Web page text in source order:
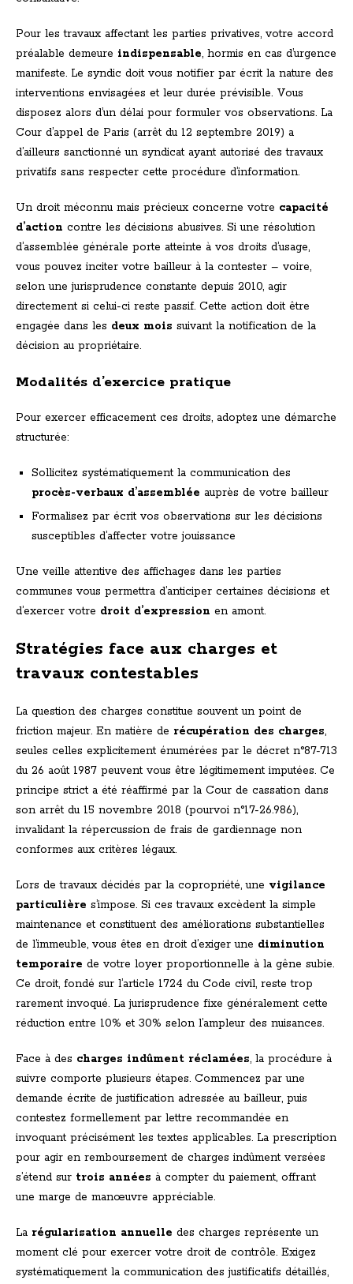
Pour les travaux affectant les parties privatives, votre accord
préalable demeure indispensable, hormis en cas d’urgence
manifeste. Le syndic doit vous notifier par écrit la nature des
interventions envisagées et leur durée prévisible. Vous
disposez alors d’un délai pour formuler vos observations. La
Cour d’appel de Paris (arrêt du 12 septembre 2019) a
d’ailleurs sanctionné un syndicat ayant autorisé des travaux
privatifs sans respecter cette procédure d’information.
Un droit méconnu mais précieux concerne votre capacité
d’action contre les décisions abusives. Si une résolution
d’assemblée générale porte atteinte à vos droits d’usage,
vous pouvez inciter votre bailleur à la contester – voire,
selon une jurisprudence constante depuis 2010, agir
directement si celui-ci reste passif. Cette action doit être
engagée dans les deux mois suivant la notification de la
décision au propriétaire.
Modalités d’exercice pratique
Pour exercer efficacement ces droits, adoptez une démarche
structurée:
Sollicitez systématiquement la communication des
procès-verbaux d’assemblée auprès de votre bailleur
Formalisez par écrit vos observations sur les décisions
susceptibles d’affecter votre jouissance
Une veille attentive des affichages dans les parties
communes vous permettra d’anticiper certaines décisions et
d’exercer votre droit d’expression en amont.
Stratégies face aux charges et
travaux contestables
La question des charges constitue souvent un point de
friction majeur. En matière de récupération des charges,
seules celles explicitement énumérées par le décret n°87-713
du 26 août 1987 peuvent vous être légitimement imputées. Ce
principe strict a été réaffirmé par la Cour de cassation dans
son arrêt du 15 novembre 2018 (pourvoi n°17-26.986),
invalidant la répercussion de frais de gardiennage non
conformes aux critères légaux.
Lors de travaux décidés par la copropriété, une vigilance
particulière s’impose. Si ces travaux excèdent la simple
maintenance et constituent des améliorations substantielles
de l’immeuble, vous êtes en droit d’exiger une diminution
temporaire de votre loyer proportionnelle à la gêne subie.
Ce droit, fondé sur l’article 1724 du Code civil, reste trop
rarement invoqué. La jurisprudence fixe généralement cette
réduction entre 10% et 30% selon l’ampleur des nuisances.
Face à des charges indûment réclamées, la procédure à
suivre comporte plusieurs étapes. Commencez par une
demande écrite de justification adressée au bailleur, puis
contestez formellement par lettre recommandée en
invoquant précisément les textes applicables. La prescription
pour agir en remboursement de charges indûment versées
s’étend sur trois années à compter du paiement, offrant
une marge de manœuvre appréciable.
La régularisation annuelle des charges représente un
moment clé pour exercer votre droit de contrôle. Exigez
systématiquement la communication des justificatifs détaillés,